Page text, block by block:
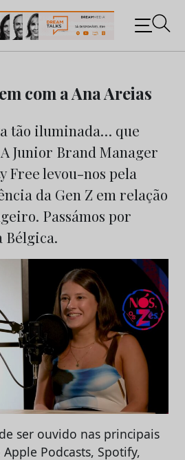
sobre os negócios do
com a Ana Areias
tão iluminada… que
Junior Brand Manager
Free levou-nos pela
da Gen Z em relação
Passámos por
Bélgica.
ser ouvido nas principais
Podcasts, Spotify,